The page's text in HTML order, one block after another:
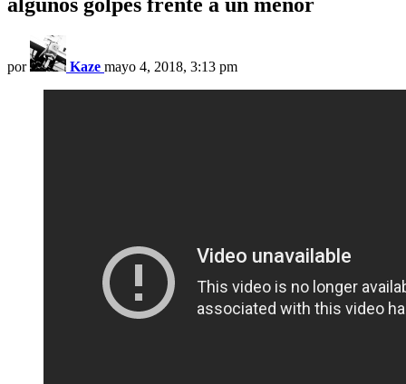
por Kaze mayo 4, 2018, 3:13 pm